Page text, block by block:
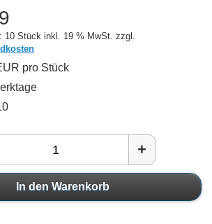
10 Stück inkl. 19 % MwSt. zzgl.
pro Stück
+
In den Warenkorb